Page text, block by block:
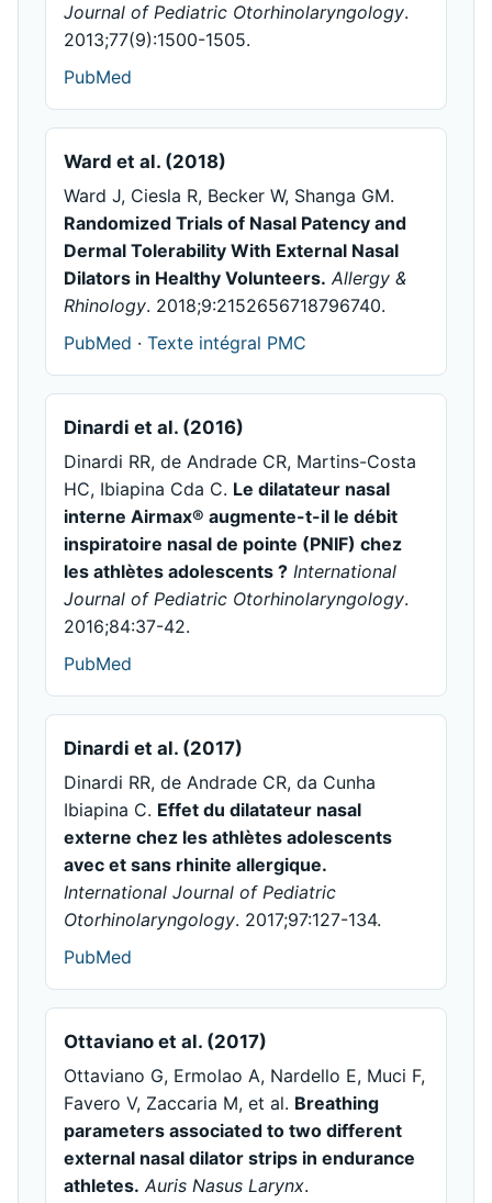
Journal of Pediatric Otorhinolaryngology.
2013;77(9):1500-1505.
PubMed
Ward et al. (2018)
Ward J, Ciesla R, Becker W, Shanga GM.
Randomized Trials of Nasal Patency and
Dermal Tolerability With External Nasal
Dilators in Healthy Volunteers. Allergy &
Rhinology. 2018;9:2152656718796740.
PubMed · Texte intégral PMC
Dinardi et al. (2016)
Dinardi RR, de Andrade CR, Martins-Costa
HC, Ibiapina Cda C. Le dilatateur nasal
interne Airmax® augmente-t-il le débit
inspiratoire nasal de pointe (PNIF) chez
les athlètes adolescents ? International
Journal of Pediatric Otorhinolaryngology.
2016;84:37-42.
PubMed
Dinardi et al. (2017)
Dinardi RR, de Andrade CR, da Cunha
Ibiapina C. Effet du dilatateur nasal
externe chez les athlètes adolescents
avec et sans rhinite allergique.
International Journal of Pediatric
Otorhinolaryngology. 2017;97:127-134.
PubMed
Ottaviano et al. (2017)
Ottaviano G, Ermolao A, Nardello E, Muci F,
Favero V, Zaccaria M, et al. Breathing
parameters associated to two different
external nasal dilator strips in endurance
athletes. Auris Nasus Larynx.